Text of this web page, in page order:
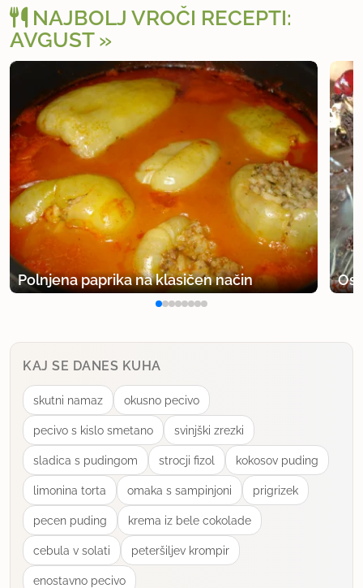
NAJBOLJ VROČI RECEPTI:
AVGUST
Polnjena paprika na klasičen način
KAJ SE DANES KUHA
skutni namaz okusno pecivo
pecivo s kislo smetano svinjški zrezki
sladica s pudingom strocji fizol kokosov puding
limonina torta omaka s sampinjoni prigrizek
pecen puding krema iz bele cokolade
cebula v solati peteršiljev krompir
enostavno pecivo